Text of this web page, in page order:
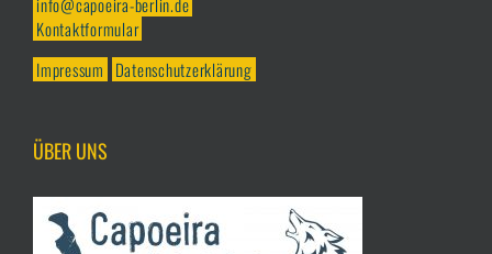
Kontaktformular
Impressum Datenschutzerklärung
ÜBER UNS